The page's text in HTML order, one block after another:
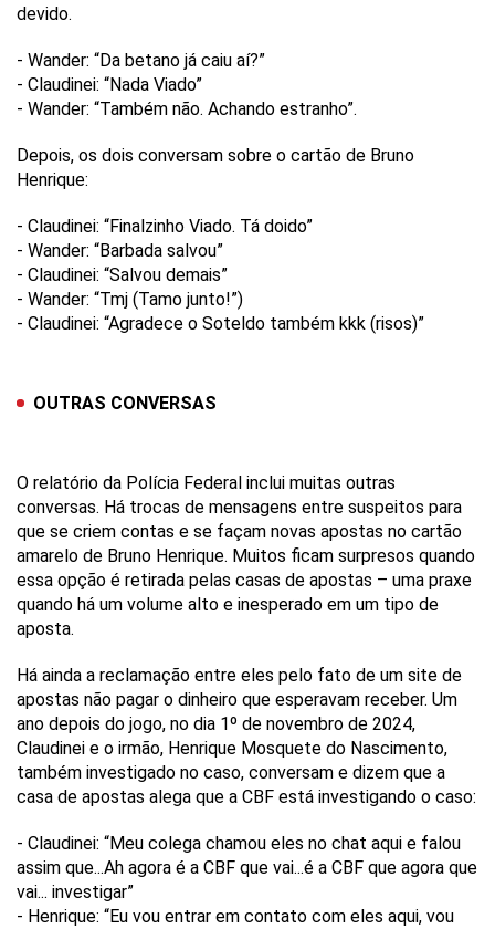
devido.
- Wander: “Da betano já caiu aí?”
- Claudinei: “Nada Viado”
- Wander: “Também não. Achando estranho”.
Depois, os dois conversam sobre o cartão de Bruno
Henrique:
- Claudinei: “Finalzinho Viado. Tá doido”
- Wander: “Barbada salvou”
- Claudinei: “Salvou demais”
- Wander: “Tmj (Tamo junto!”)
- Claudinei: “Agradece o Soteldo também kkk (risos)”
OUTRAS CONVERSAS
O relatório da Polícia Federal inclui muitas outras
conversas. Há trocas de mensagens entre suspeitos para
que se criem contas e se façam novas apostas no cartão
amarelo de Bruno Henrique. Muitos ficam surpresos quando
essa opção é retirada pelas casas de apostas – uma praxe
quando há um volume alto e inesperado em um tipo de
aposta.
Há ainda a reclamação entre eles pelo fato de um site de
apostas não pagar o dinheiro que esperavam receber. Um
ano depois do jogo, no dia 1º de novembro de 2024,
Claudinei e o irmão, Henrique Mosquete do Nascimento,
também investigado no caso, conversam e dizem que a
casa de apostas alega que a CBF está investigando o caso:
- Claudinei: “Meu colega chamou eles no chat aqui e falou
assim que...Ah agora é a CBF que vai...é a CBF que agora que
vai... investigar”
- Henrique: “Eu vou entrar em contato com eles aqui, vou